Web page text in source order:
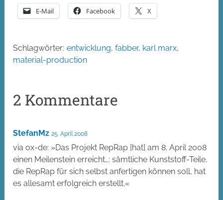
E-Mail Facebook X
Schlagwörter: entwicklung,fabber, karl marx,
material-production
2 Kommentare
StefanMz 25. April 2008
via ox-de: »Das Projekt RepRap [hat] am 8. April 2008
einen Meilenstein erreicht…: sämtliche Kunststoff-Teile,
die RepRap für sich selbst anfertigen können soll, hat
es allesamt erfolgreich erstellt.«